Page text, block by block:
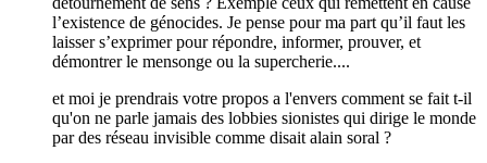
l’existence de génocides. Je pense pour ma part qu’il faut les
laisser s’exprimer pour répondre, informer, prouver, et
démontrer le mensonge ou la supercherie....
et moi je prendrais votre propos a l'envers comment se fait t-il
qu'on ne parle jamais des lobbies sionistes qui dirige le monde
par des réseau invisible comme disait alain soral ?